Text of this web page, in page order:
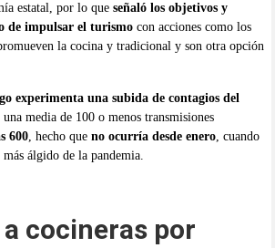
estatal, por lo que señaló los objetivos y
de impulsar el turismocon acciones como los
la cocina y tradicional y son otra opción
experimenta una subida de contagios del
una media de 100 o menos transmisiones
600, hecho que no ocurría desde enero, cuando
álgido de la pandemia.
cocineras por